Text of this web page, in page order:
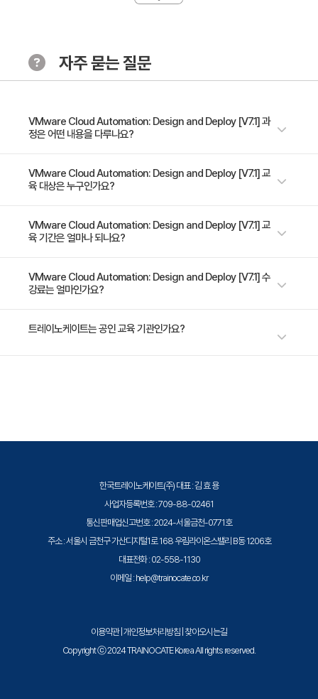
- vRealize 자동화 서버용 인증서 생성
- 가용성이 높은 분산 형 아키텍처에서 vRealize 자동화 솔루
- 외부 및 내부 클러스터에서 vRealize Orchestrator 사용
- cloudutil.exe 및 기술을 사용하여 특정 끝점과 함께 사용되
- 고 가용성, 분산 아키텍처를위한 NSX로드 밸런서
5. 관리 역할 아키텍처
처 디자인
7. 클라우드 리소스 디자인
- 다중 계층 아키텍처를 기반으로 하는 엔터프라이즈 클라우
Automation의 명명 표준 설계
- 엔터프라이즈 배포에서 복합 청사진 사용
자주 묻는 질문
VMware Cloud Automation: Design and Deploy [V7.1] 과
정은 어떤 내용을 다루나요?
본 교육과정은 Vmware vRealize® Automation ™의 분산 아키텍처 배포
를 사용하여 엔터프라이즈 클라우드를 설계하고 배포하는 방법을 학습합니
장 베스트 프랙티스에 따라 vRealize 자동화 배포를 효과적으로 구현하는
데 중점을 둡니다.
VMware Cloud Automation: Design and Deploy [V7.1] 교
육 대상은 누구인가요?
VMware 숙련 관리자 시스템 통합자 및 컨설턴트
VMware Cloud Automation: Design and Deploy [V7.1] 교
육 기간은 얼마나 되나요?
5일 과정입니다. 상세 일정은 교육 페이지에서 확인하실 수 있습니다.
VMware Cloud Automation: Design and Deploy [V7.1] 수
강료는 얼마인가요?
수강료는 4,284,000원(VAT 별도)입니다. 고용보험 환급 및 기업 할인 혜
트레이노케이트는 공인 교육 기관인가요?
한국트레이노케이트(주) 대표 : 김 효 용
사업자등록번호 : 709-88-02461
통신판매업신고번호 : 2024-서울금천-0771호
주소 : 서울시 금천구 가산디지털1로 168 우림라이온스밸리 B동 1206호
대표전화 : 02-558-1130
이메일 : help@trainocate.co.kr
이용약관| 개인정보처리방침 찾아오시는길
Copyright ⓒ 2024 TRAINOCATE Korea All rights reserved.